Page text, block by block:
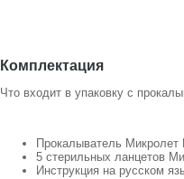
Комплектация
Что входит в упаковку с
Прокалыватель Микролет
5 стерильных ланцетов
Инструкция на русском